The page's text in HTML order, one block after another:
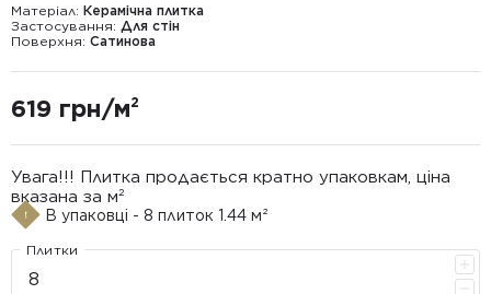
Матеріал: Керамічна плитка
Застосування: Для стін
Поверхня: Сатинова
619 грн/м²
Увага!!! Плитка продається кратно упаковкам, ціна
вказана за м²
В упаковці - 8 плиток 1.44 м²
Плитки